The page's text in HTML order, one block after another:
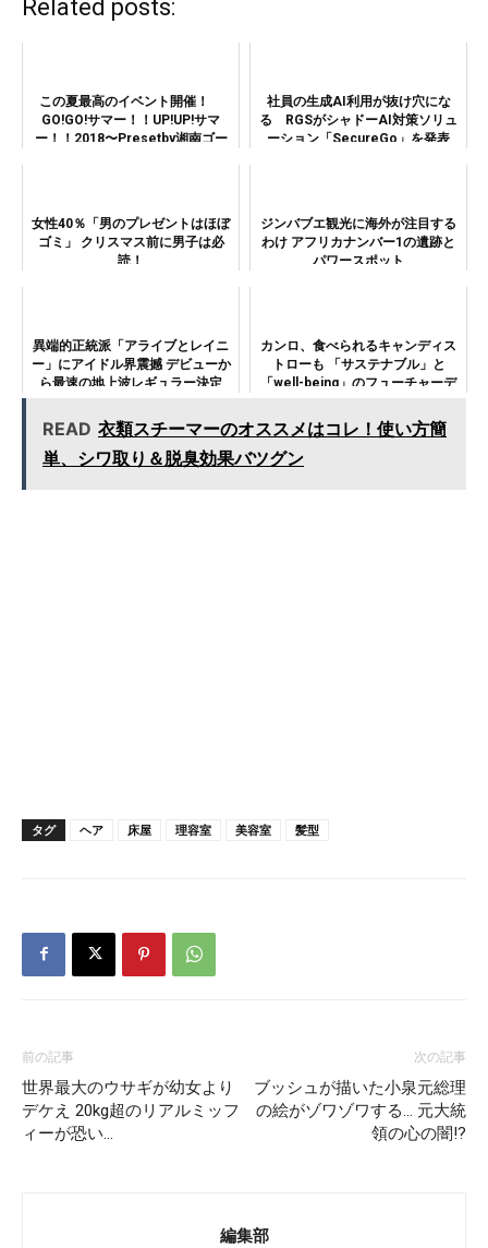
Related posts:
この夏最高のイベント開催！
GO!GO!サマー！！UP!UP!サマ
ー！！2018〜Presetby湘南ゴー
社員の生成AI利用が抜け穴にな
る RGSがシャドーAI対策ソリュ
ーション「SecureGo」を発表
女性40％「男のプレゼントはほぼ
ゴミ」 クリスマス前に男子は必
読！
ジンバブエ観光に海外が注目する
わけ アフリカナンバー1の遺跡と
パワースポット
異端的正統派「アライブとレイニ
ー」にアイドル界震撼 デビューか
ら最速の地上波レギュラー決定
カンロ、食べられるキャンディス
トローも 「サステナブル」と
「well-being」のフューチャーデ
READ 衣類スチーマーのオススメはコレ！使い方簡
単、シワ取り＆脱臭効果バツグン
タグ ヘア 床屋 理容室 美容室 髪型
前の記事
世界最大のウサギが幼女より
デケえ 20kg超のリアルミッフ
ィーが恐い…
次の記事
ブッシュが描いた小泉元総理
の絵がゾワゾワする… 元大統
領の心の闇!?
編集部